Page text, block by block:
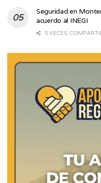
Seguridad en
acuerdo al INEGI
0 VECES